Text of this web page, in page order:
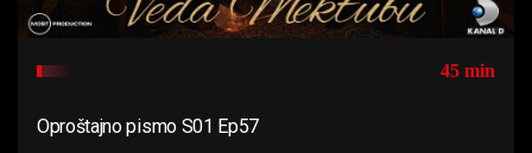
45 min
Oproštajno pismo S01 Ep57